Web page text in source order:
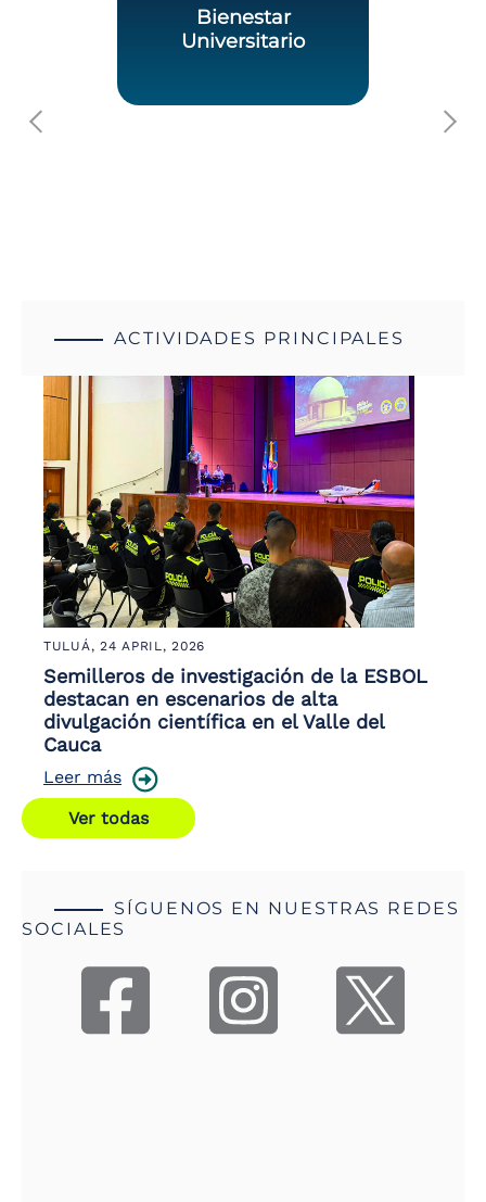
Bienestar
Universitario
ACTIVIDADES PRINCIPALES
TULUÁ,24 APRIL, 2026
Semilleros de investigación de la ESBOL
destacan en escenarios de alta
divulgación científica en el Valle del
Cauca
Leer más
Ver todas
SÍGUENOS EN NUESTRAS REDES
SOCIALES